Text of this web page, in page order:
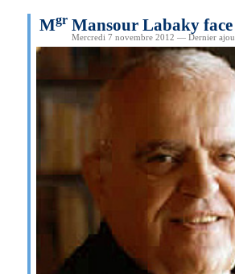
MgrMansour Labaky face
Mercredi 7 novembre 2012 — Dernier